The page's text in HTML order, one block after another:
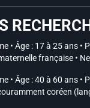
• Âge : 17 à 25 ans •
française •
• Âge : 40 à 60 ans •
coréen